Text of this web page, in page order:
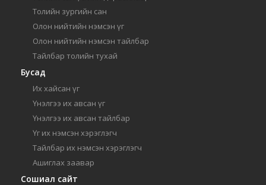
Толийн зургийн сан
Олон нийтийн нэмсэн үг
Олон нийтийн нэмсэн тайлбар
Тайлбар толийн тухай
Бусад
Их хайсан үг
Үнэлгээ их авсан үг
Үнэлгээ их авсан тайлбар
Үг их нэмсэн хэрэглэгч
Тайлбар их нэмсэн хэрэглэгч
Ашиглах заавар
Сошиал сайт